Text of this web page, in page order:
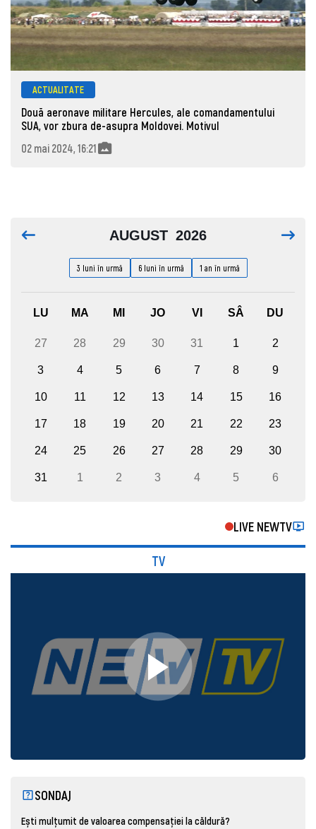
ACTUALITATE
Două aeronave militare Hercules, ale comandamentului
SUA, vor zbura de-asupra Moldovei. Motivul
02 mai 2024, 16:21
AUGUST 2026
3 luni în urmă 6 luni în urmă 1 an în urmă
LU MA MI JO VI SÂ DU
27 28 29 30 31 1 2
3 4 5 6 7 8 9
10 11 12 13 14 15 16
17 18 19 20 21 22 23
24 25 26 27 28 29 30
31 1 2 3 4 5 6
LIVE NEWTV
TV
SONDAJ
Ești mulțumit de valoarea compensației la căldură?